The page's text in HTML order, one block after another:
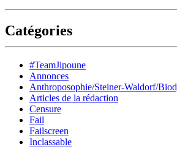
Catégories
#TeamJipoune
Annonces
Anthroposophie/Steiner-Waldorf/
Articles de la rédaction
Censure
Fail
Failscreen
Inclassable